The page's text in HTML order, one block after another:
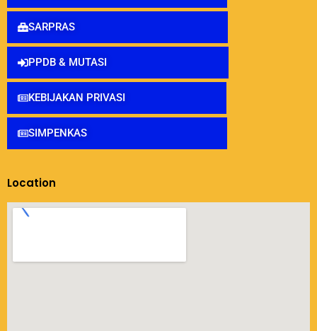
SARPRAS
PPDB & MUTASI
KEBIJAKAN PRIVASI
SIMPENKAS
Location